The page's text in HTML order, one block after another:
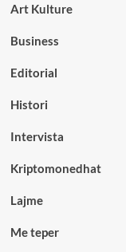
Art Kulture
Business
Editorial
Histori
Intervista
Kriptomonedhat
Lajme
Me teper